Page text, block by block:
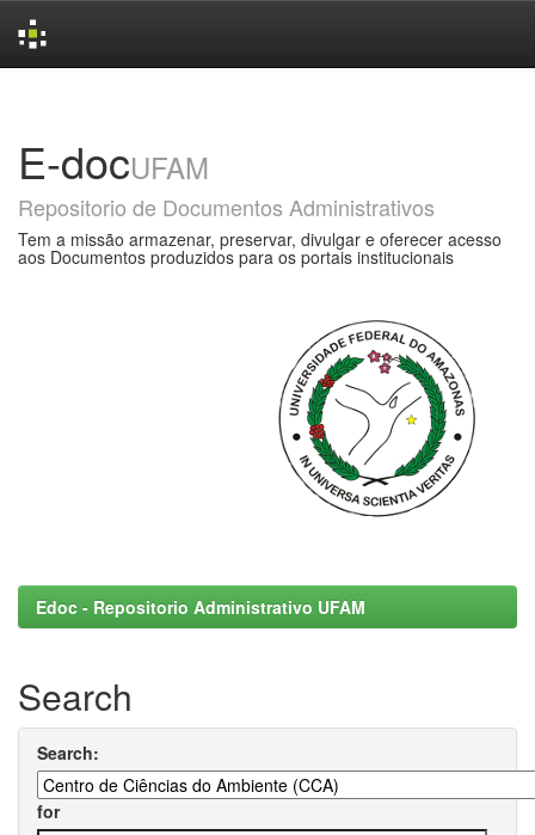
E-docUFAM
Repositorio de Documentos Administrativos
Tem a missão armazenar, preservar, divulgar e oferecer acesso
aos Documentos produzidos para os portais institucionais
Edoc - Repositorio Administrativo UFAM
Search
Search:
for